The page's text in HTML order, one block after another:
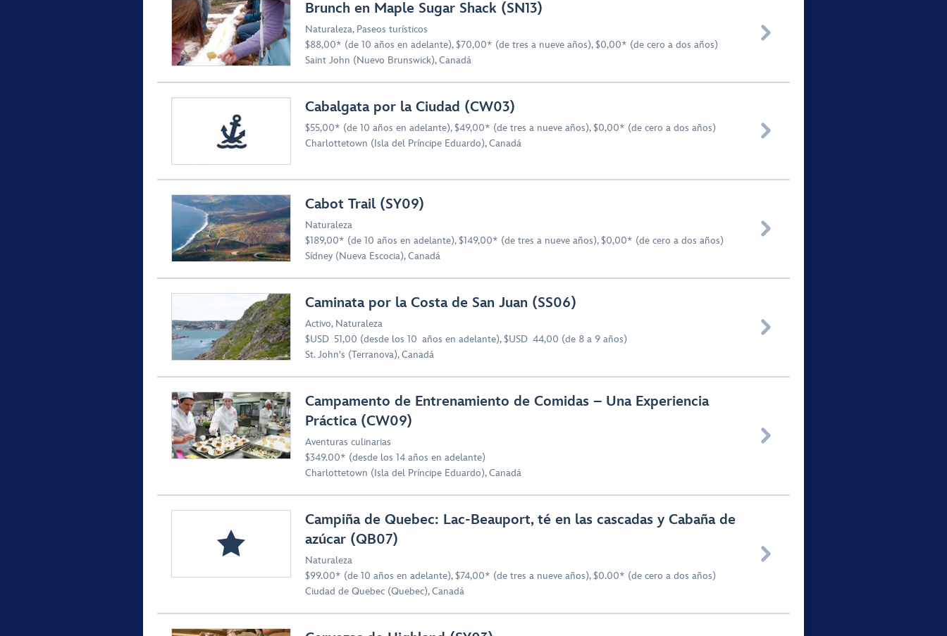
Brunch en Maple Sugar Shack (SN13)
Naturaleza, Paseos turísticos
$88,00* (de 10 años en adelante), $70,00* (de tres a nueve años), $0,00* (de cero a dos años)
Saint John (Nuevo Brunswick), Canadá

Cabalgata por la Ciudad (CW03)
$55,00* (de 10 años en adelante), $49,00* (de tres a nueve años), $0,00* (de cero a dos años)
Charlottetown (Isla del Príncipe Eduardo), Canadá

Cabot Trail (SY09)
Naturaleza
$189,00* (de 10 años en adelante), $149,00* (de tres a nueve años), $0,00* (de cero a dos años)
Sídney (Nueva Escocia), Canadá

Caminata por la Costa de San Juan (SS06)
Activo, Naturaleza
$USD 51,00 (desde los 10 años en adelante), $USD 44,00 (de 8 a 9 años)
St. John's (Terranova), Canadá

Campamento de Entrenamiento de Comidas – Una Experiencia
Práctica (CW09)
Aventuras culinarias
$349.00* (desde los 14 años en adelante)
Charlottetown (Isla del Príncipe Eduardo), Canadá

Campiña de Quebec: Lac-Beauport, té en las cascadas y Cabaña de
azúcar (QB07)
Naturaleza
$99.00* (de 10 años en adelante), $74,00* (de tres a nueve años), $0.00* (de cero a dos años)
Ciudad de Quebec (Quebec), Canadá
